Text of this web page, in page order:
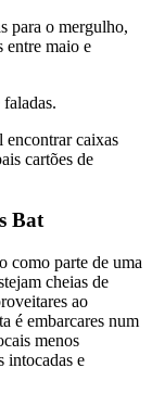
para o mergulho,
entre maio e
encontrar caixas
cartões de
Bat
como parte de uma
cheias de
ao
é embarcares num
menos
intocadas e